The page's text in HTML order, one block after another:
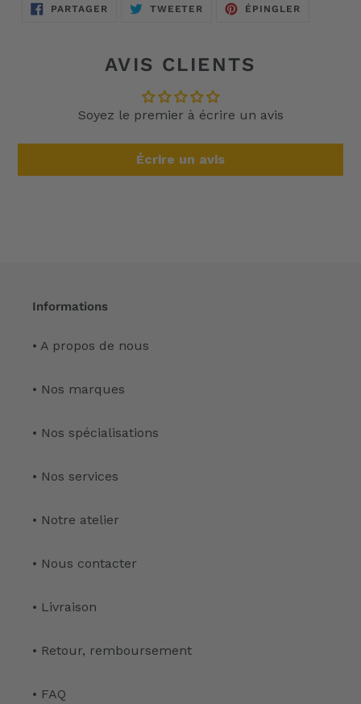
PARTAGERPARTAGERTWEETER TWEETERÉPINGLER
AVIS CLIENTS
Soyez le premier à écrire un avis
Écrire un avis
Informations
• A propos de nous
• Nos marques
• Nos spécialisations
• Nos services
• Notre atelier
• Nous contacter
• Livraison
• Retour, remboursement
• FAQ